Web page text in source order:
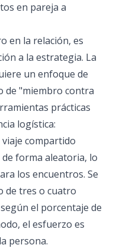
en pareja a
en la relación, es
a la estrategia. La
un enfoque de
de "miembro contra
prácticas
logística:
compartido
forma aleatoria, lo
los encuentros. Se
de tres o cuatro
el porcentaje de
el esfuerzo es
persona.